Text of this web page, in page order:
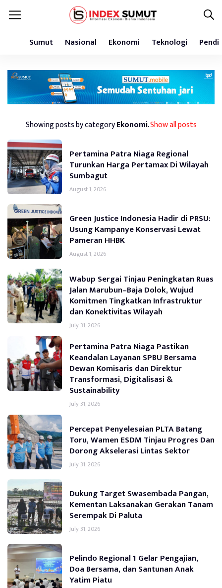
Sumut Nasional Ekonomi Teknologi
Showing posts by categoryEkonomi.Show all posts
Pertamina Patra Niaga Regional
Turunkan Harga Pertamax Di Wilayah
Sumbagut
August 1, 2026
Green Justice Indonesia Hadir di PRSU:
Usung Kampanye Konservasi Lewat
Pameran HHBK
August 1, 2026
Wabup Sergai Tinjau Peningkatan Ruas
Jalan Marubun–Baja Dolok, Wujud
Komitmen Tingkatkan Infrastruktur
dan Konektivitas Wilayah
July 31, 2026
Pertamina Patra Niaga Pastikan
Keandalan Layanan SPBU Bersama
Dewan Komisaris dan Direktur
Transformasi, Digitalisasi &
Sustainability
July 31, 2026
Percepat Penyelesaian PLTA Batang
Toru, Wamen ESDM Tinjau Progres Dan
Dorong Akselerasi Lintas Sektor
July 31, 2026
Dukung Target Swasembada Pangan,
Kementan Laksanakan Gerakan Tanam
Serempak Di Paluta
July 31, 2026
Pelindo Regional 1 Gelar Pengajian,
Doa Bersama, dan Santunan Anak
Yatim Piatu